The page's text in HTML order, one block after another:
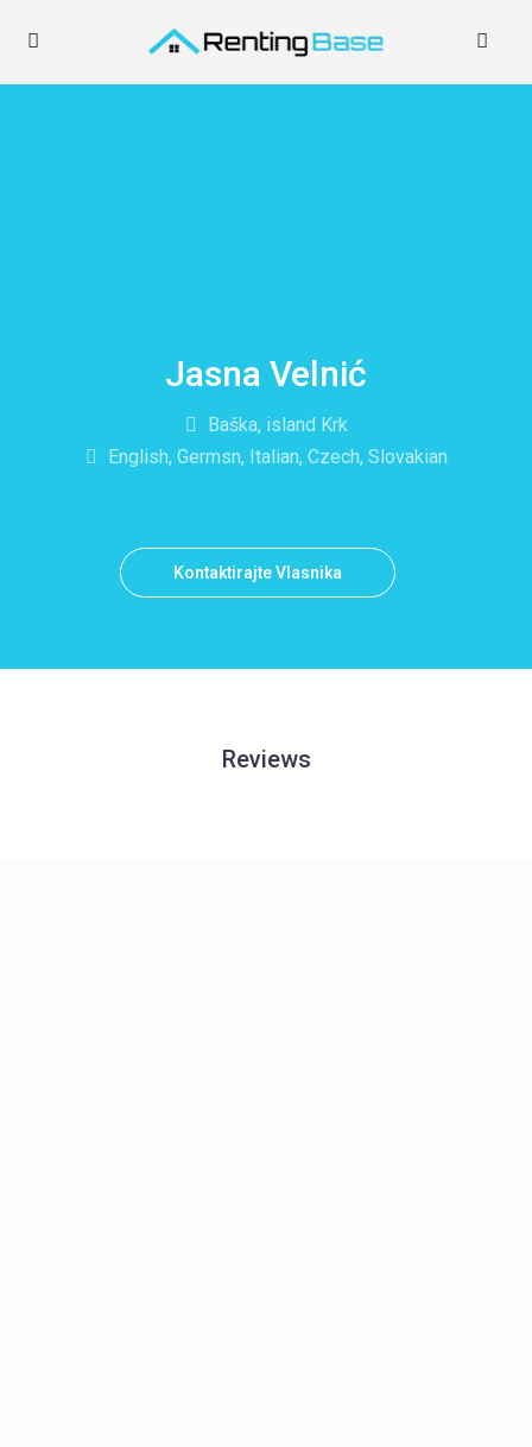
Jasna Velnić
Baška, island Krk
English, Germsn, Italian, Czech, Slovakian
Kontaktirajte Vlasnika
Reviews